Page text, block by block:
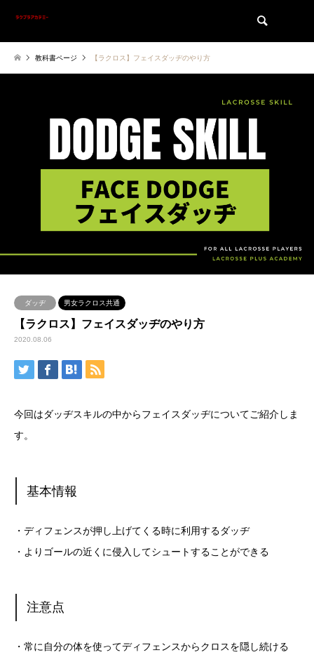
教科書ページ 【ラクロス】フェイスダッヂのやり方
ダッヂ 男女ラクロス共通
【ラクロス】フェイスダッヂのやり方
2020.08.06
今回はダッヂスキルの中からフェイスダッヂについてご紹介しま
す。
基本情報
・ディフェンスが押し上げてくる時に利用するダッヂ
・よりゴールの近くに侵入してシュートすることができる
注意点
・常に自分の体を使ってディフェンスからクロスを隠し続ける